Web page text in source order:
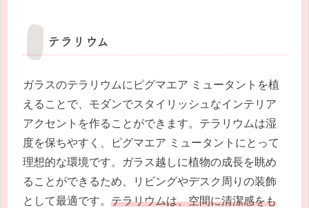
テラリウム
ガラスのテラリウムにピグマエア ミュータントを植
えることで、モダンでスタイリッシュなインテリア
アクセントを作ることができます。テラリウムは湿
度を保ちやすく、ピグマエア ミュータントにとって
理想的な環境です。ガラス越しに植物の成長を眺め
ることができるため、リビングやデスク周りの装飾
として最適です。 テラリウムは、空間に清潔感をも